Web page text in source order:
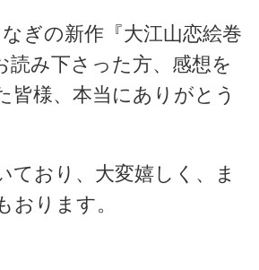
ぎの新作『大江山恋絵巻
読み下さった方、感想を
皆様、本当にありがとう
ており、大変嬉しく、ま
おります。